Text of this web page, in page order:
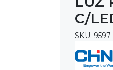
C/
SKU: 9597